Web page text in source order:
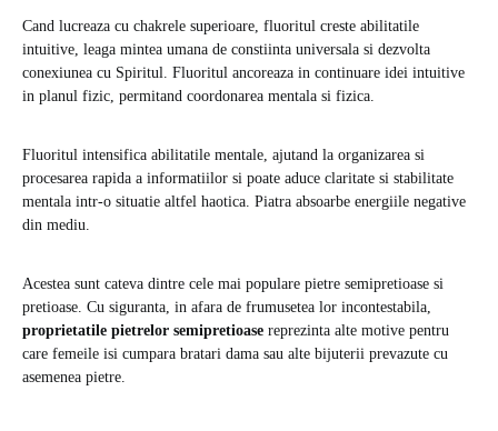
Cand lucreaza cu chakrele superioare, fluoritul creste abilitatile
intuitive, leaga mintea umana de constiinta universala si dezvolta
conexiunea cu Spiritul. Fluoritul ancoreaza in continuare idei intuitive
in planul fizic, permitand coordonarea mentala si fizica.
Fluoritul intensifica abilitatile mentale, ajutand la organizarea si
procesarea rapida a informatiilor si poate aduce claritate si stabilitate
mentala intr-o situatie altfel haotica. Piatra absoarbe energiile negative
din mediu.
Acestea sunt cateva dintre cele mai populare pietre semipretioase si
pretioase. Cu siguranta, in afara de frumusetea lor incontestabila,
proprietatile pietrelor semipretioase reprezinta alte motive pentru
care femeile isi cumpara bratari dama sau alte bijuterii prevazute cu
asemenea pietre.